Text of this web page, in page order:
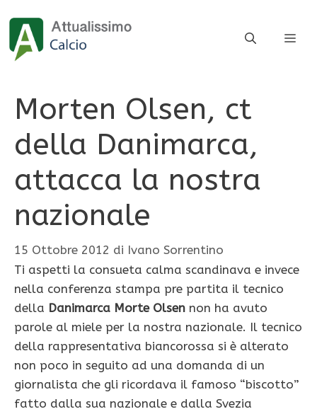
contenuto
Morten Olsen, ct
della Danimarca,
attacca la nostra
nazionale
15 Ottobre 2012 di Ivano Sorrentino
Ti aspetti la consueta calma scandinava e invece
nella conferenza stampa pre partita il tecnico
della Danimarca Morte Olsen non ha avuto
parole al miele per la nostra nazionale. Il tecnico
della rappresentativa biancorossa si è alterato
non poco in seguito ad una domanda di un
giornalista che gli ricordava il famoso “biscotto”
fatto dalla sua nazionale e dalla Svezia